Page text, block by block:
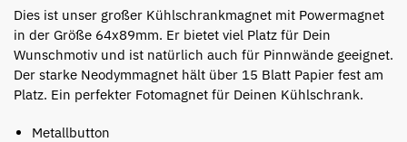
Dies ist unser großer Kühlschrankmagnet mit Powermagnet
in der Größe 64x89mm. Er bietet viel Platz für Dein
Wunschmotiv und ist natürlich auch für Pinnwände geeignet.
Der starke Neodymmagnet hält über 15 Blatt Papier fest am
Platz. Ein perfekter Fotomagnet für Deinen Kühlschrank.
Metallbutton